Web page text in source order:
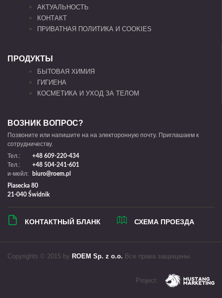
АКТУАЛЬНОСТЬ
КОНТАКТ
ПРИВАТНАЯ ПОЛИТИКА И COOKIES
ПРОДУКТЫ
БЫТОВАЯ ХИМИЯ
ГИГИЕНА
КОСМЕТИКА И УХОД ЗА ТЕЛОМ
ВОЗНИК ВОПРОС?
Позвоните или напишите на на электоронную почту. Приглашаем к
сотрудничеству.
Тел.:
+48 609-220-434
Тел.: +48 504-241-601
и-мейл:
biuro@roem.pl
Piasecka 80
21-040 Świdnik
КОНТАКТНЫЙ БЛАНК СХЕМА ПРОЕЗДА
Copyrights © 2015 by ROEM Sp. z o.o. Все права защищены
Project: